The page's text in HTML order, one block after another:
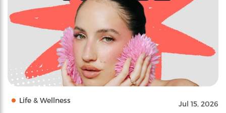
Life & Wellness Jul 15, 2026